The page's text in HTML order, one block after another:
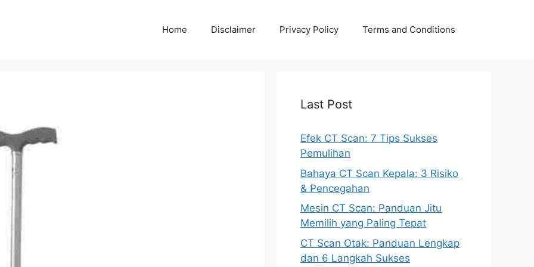
Home Disclaimer Privacy Policy Terms and Conditions
Last Post
Efek CT Scan: 7 Tips Sukses
Pemulihan
Bahaya CT Scan Kepala: 3 Risiko
& Pencegahan
Mesin CT Scan: Panduan Jitu
Memilih yang Paling Tepat
CT Scan Otak: Panduan Lengkap
dan 6 Langkah Sukses